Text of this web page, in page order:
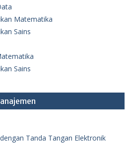
Matematika
Sains
Sains
Tanda Tangan Elektronik